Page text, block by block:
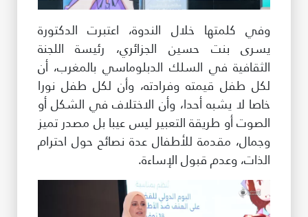
وفي كلمتها خلال الندوة، اعتبرت الدكتورة
يسرى بنت حسين الجزائري، رئيسة اللجنة
الثقافية في السلك الدبلوماسي بالمغرب، أن
لكل طفل قيمته وفرادته، وأن لكل طفل نورا
خاصا لا يشبه أحدا، وأن الاختلاف في الشكل أو
الصوت أو طريقة التعبير ليس عيبا بل مصدر تميز
وجمال، مقدمة للأطفال عدة نصائح حول احترام
الذات، وعدم قبول الإساءة.